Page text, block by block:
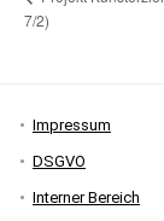
7/2)
Impressum
DSGVO
Interner Bereich